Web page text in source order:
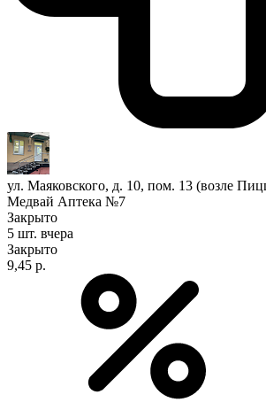
ул. Маяковского, д. 10, пом. 13 (возле
Медвай Аптека №7
Закрыто
5 шт. вчера
Закрыто
9,45 р.